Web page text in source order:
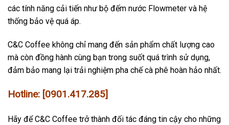
các tính năng cải tiến như bộ đếm nước Flowmeter và hệ
thống bảo vệ quá áp.
C&C Coffee không chỉ mang đến sản phẩm chất lượng cao
mà còn đồng hành cùng bạn trong suốt quá trình sử dụng,
đảm bảo mang lại trải nghiệm pha chế cà phê hoàn hảo nhất.
Hotline: [0901.417.285]
Hãy để C&C Coffee trở thành đối tác đáng tin cậy cho những